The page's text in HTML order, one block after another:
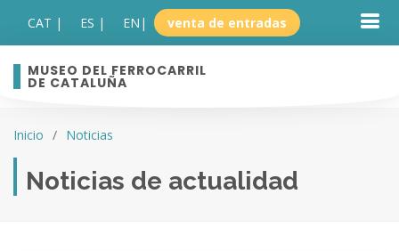
CAT | ES | EN | venta de entradas
MUSEO DEL FERROCARRIL
DE CATALUÑA
Inicio Noticias
Noticias de actualidad